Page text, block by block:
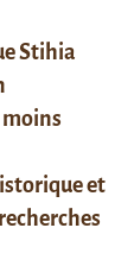
Stihia
moins
et